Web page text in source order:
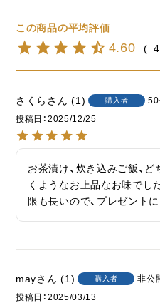
4.60
さくら 1 購入者
投稿日
2025/12/25
お茶漬け、炊き込みご飯、
くようなお上品なお味でし
限も長いので、プレゼントに
may 1 購入者
非公
投稿日
2025/03/13